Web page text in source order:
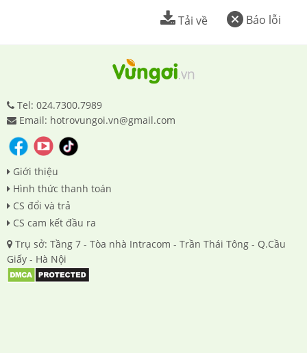
Báo lỗi
Tải về
Tel: 024.7300.7989
Email: hotrovungoi.vn@gmail.com
Giới thiệu
Hình thức thanh toán
CS đổi và trả
CS cam kết đầu ra
Trụ sở: Tầng 7 - Tòa nhà Intracom - Trần Thái Tông - Q.Cầu
Giấy - Hà Nội